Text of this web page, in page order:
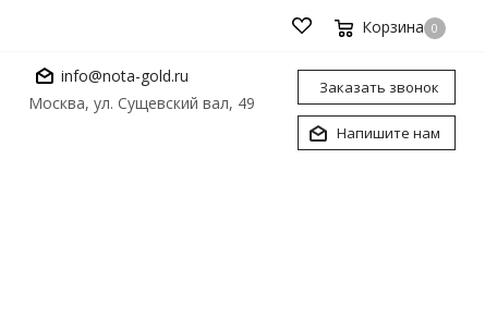
Корзина 0
info@nota-gold.ru
Москва, ул. Сущевский вал, 49
Заказать звонок
Напишите нам